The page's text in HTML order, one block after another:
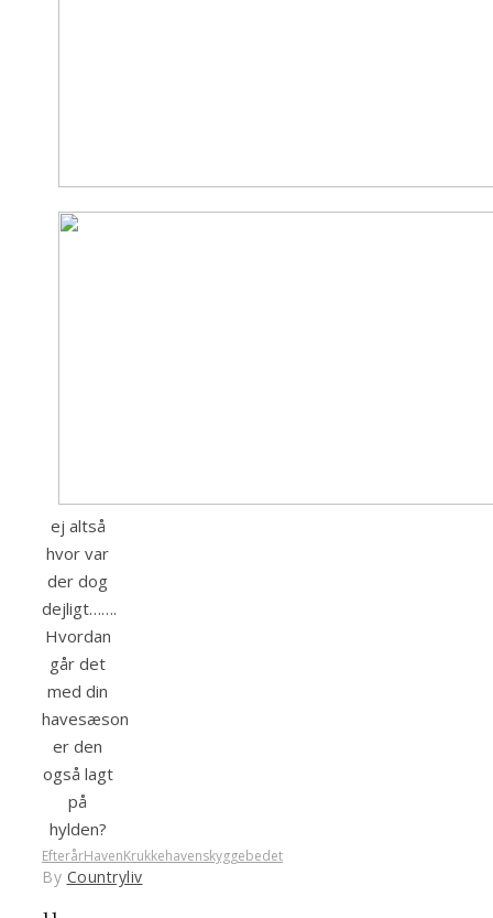
ej altså
hvor var
der dog
dejligt…….
Hvordan
går det
med din
havesæson
er den
også lagt
på
hylden?
EfterårHavenKrukkehavenskyggebedet
By Countryliv